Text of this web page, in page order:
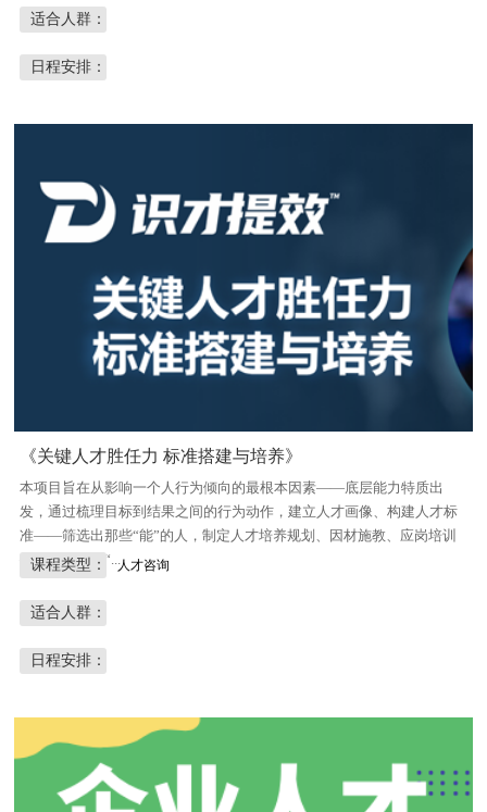
适合人群：
日程安排：
《关键人才胜任力 标准搭建与培养》
本项目旨在从影响一个人行为倾向的最根本因素——底层能力特质出
发，通过梳理目标到结果之间的行为动作，建立人才画像、构建人才标
准——筛选出那些“能”的人，制定人才培养规划、因材施教、应岗培训
——培养那些“...
课程类型： 人才咨询
适合人群：
日程安排：